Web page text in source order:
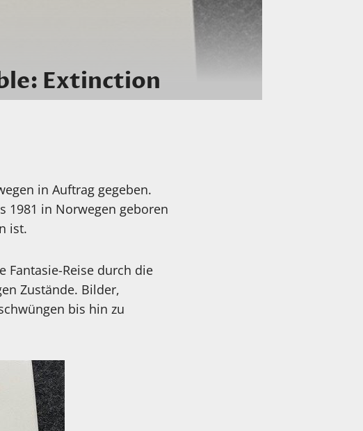
Extinction
in Auftrag gegeben.
1981 in Norwegen geboren
ist.
Fantasie-Reise durch die
Zustände. Bilder,
bis hin zu